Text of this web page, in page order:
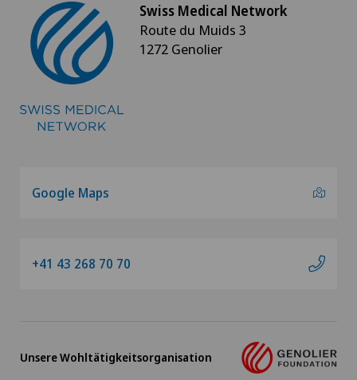
Genolier Innovation Hub SA
Genolier Management + Services
Genolier Patient Services
Ladies Permanence Stadelhofen
Privatklinik Belair
Swiss Medical Network
Route du Muids 3
1272 Genolier
Google Maps
+41 43 268 70 70
Unsere Wohltätigkeitsorganisation